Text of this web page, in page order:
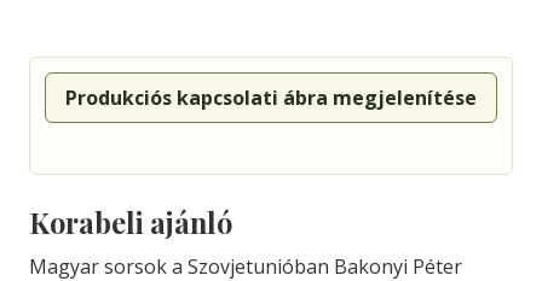
Produkciós kapcsolati ábra megjelenítése
Korabeli ajánló
Magyar sorsok a Szovjetunióban Bakonyi Péter